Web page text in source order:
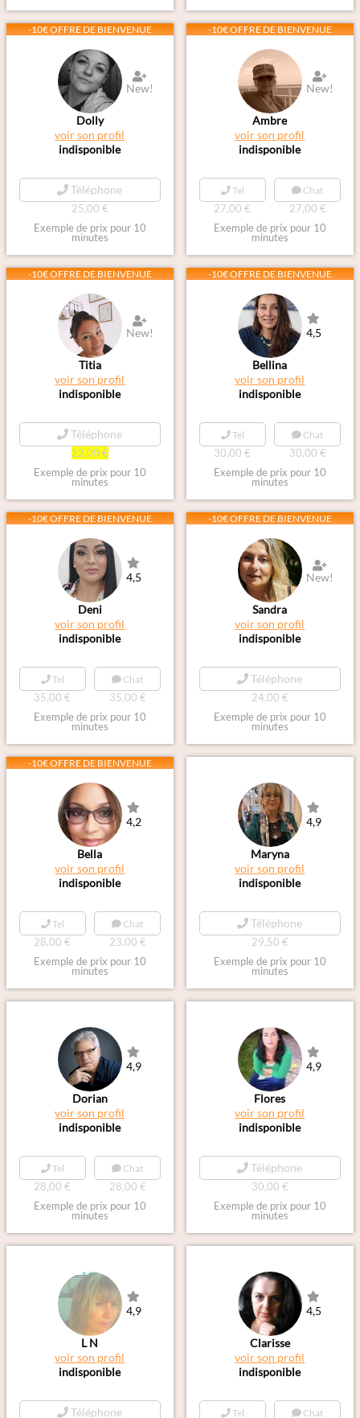
-10€ OFFRE DE BIENVENUE
New!
Dolly
voir son profil
indisponible
Téléphone
25,00 €
Exemple de prix pour 10
minutes
-10€ OFFRE DE BIENVENUE
New!
Ambre
voir son profil
indisponible
Tel
27,00 €
Chat
27,00 €
Exemple de prix pour 10
minutes
-10€ OFFRE DE BIENVENUE
New!
Titia
voir son profil
indisponible
Téléphone
22,00 €
Exemple de prix pour 10
minutes
-10€ OFFRE DE BIENVENUE
4,5
Bellina
voir son profil
indisponible
Tel
30,00 €
Chat
30,00 €
Exemple de prix pour 10
minutes
-10€ OFFRE DE BIENVENUE
4,5
Deni
voir son profil
indisponible
Tel
35,00 €
Chat
35,00 €
Exemple de prix pour 10
minutes
-10€ OFFRE DE BIENVENUE
New!
Sandra
voir son profil
indisponible
Téléphone
24,00 €
Exemple de prix pour 10
minutes
-10€ OFFRE DE BIENVENUE
4,2
Bella
voir son profil
indisponible
Tel
28,00 €
Chat
23,00 €
Exemple de prix pour 10
minutes
4,9
Maryna
voir son profil
indisponible
Téléphone
29,50 €
Exemple de prix pour 10
minutes
4,9
Dorian
voir son profil
indisponible
Tel
28,00 €
Chat
28,00 €
Exemple de prix pour 10
minutes
4,9
Flores
voir son profil
indisponible
Téléphone
30,00 €
Exemple de prix pour 10
minutes
4,9
L N
voir son profil
indisponible
Téléphone
4,5
Clarisse
voir son profil
indisponible
Tel Chat